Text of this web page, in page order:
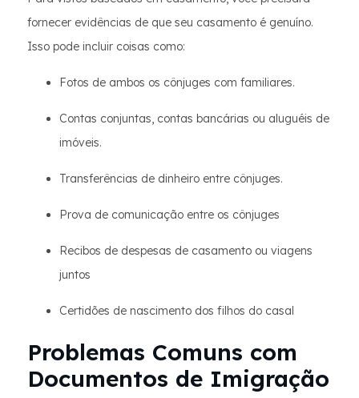
fornecer evidências de que seu casamento é genuíno.
Isso pode incluir coisas como:
Fotos de ambos os cônjuges com familiares.
Contas conjuntas, contas bancárias ou aluguéis de
imóveis.
Transferências de dinheiro entre cônjuges.
Prova de comunicação entre os cônjuges
Recibos de despesas de casamento ou viagens
juntos
Certidões de nascimento dos filhos do casal
Problemas Comuns com
Documentos de Imigração